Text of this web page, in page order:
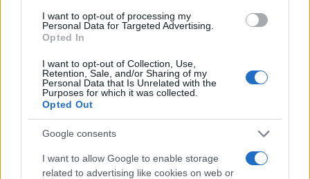
I want to opt-out of processing my
Personal Data for Targeted Advertising.
Opted In
I want to opt-out of Collection, Use,
Retention, Sale, and/or Sharing of my
Personal Data that Is Unrelated with the
Purposes for which it was collected.
Opted Out
Google consents
I want to allow Google to enable storage
related to advertising like cookies on web or